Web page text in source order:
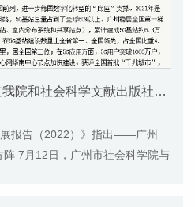
7月14日《科学网》报道我院和社会科学文献出版社联合发布的《广州蓝皮书：广州数字经济发展报告（2022）》的媒体文章
展报告（2022）》指出——广州
7月12日，广州市社会科学院与